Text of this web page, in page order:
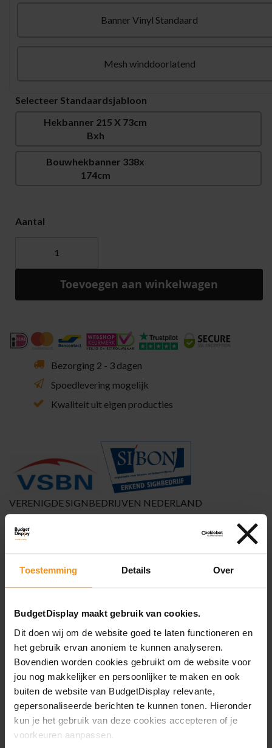
Toestemming Details Over
BudgetDisplay maakt gebruik van cookies.
Dit doen wij om de website goed te laten functioneren en
het gebruik ervan anoniem te kunnen analyseren.
Bovendien worden cookies gebruikt om de website voor
jou nog makkelijker en persoonlijker te maken en ook
buiten de website van BudgetDisplay relevante,
gepersonaliseerde berichten te kunnen tonen. Hieronder
kun je het gebruik van deze cookies accepteren of je
voorkeuren aanpassen.
Banner Vinyl Standaard
Mesh winddoorlatend
Selecteer Standaardsjabloon
Hekbanner 215 X 73cm
Bxh
Bouwhekbanner 338x
174cm
Aantal
Toevoegen aan winkelwagen
Bezorging 2 - 3 dagen
Spoedlevering mogelijk
Kwaliteit uit eigen producties
VERENIGDE SIGNBEDRIJVEN NEDERLAND
Hoe lever ik mijn bestand aan?
Advies nodig?
Onze print specialisten staan
voor u klaar!
+31 (0)229-210161
Stuur een mail
Vraag een offerte aan
Aanleveren bestanden